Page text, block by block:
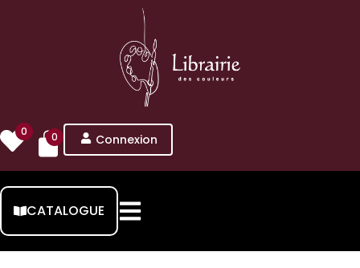
0 0 Connexion
CATALOGUE